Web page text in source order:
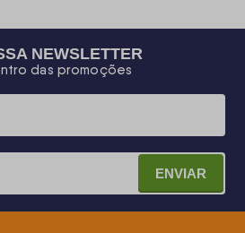
NEWSLETTER
das promoções
ENVIAR